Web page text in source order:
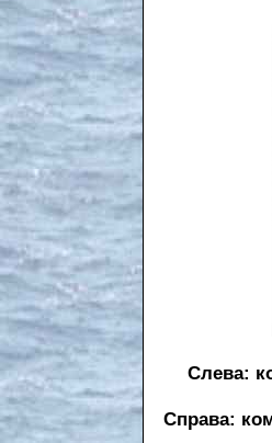
Слева:
Справа: